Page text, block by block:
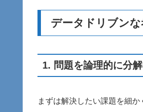
データドリブン
1. 問題を論理的に分
まずは解決したい課題を細